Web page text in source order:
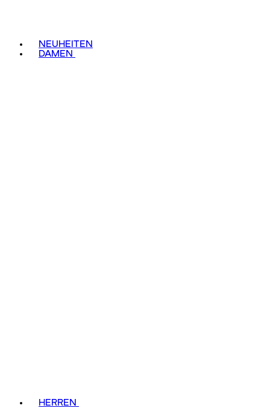
NEUHEITEN
DAMEN
HERREN